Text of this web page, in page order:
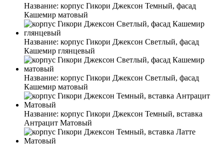
Название: корпус Гикори Джексон Темный, фасад
Кашемир матовый
Название: корпус Гикори Джексон Светлый, фасад
Кашемир глянцевый
Название: корпус Гикори Джексон Светлый, фасад
Кашемир матовый
Название: корпус Гикори Джексон Темный, вставка
Антрацит Матовый